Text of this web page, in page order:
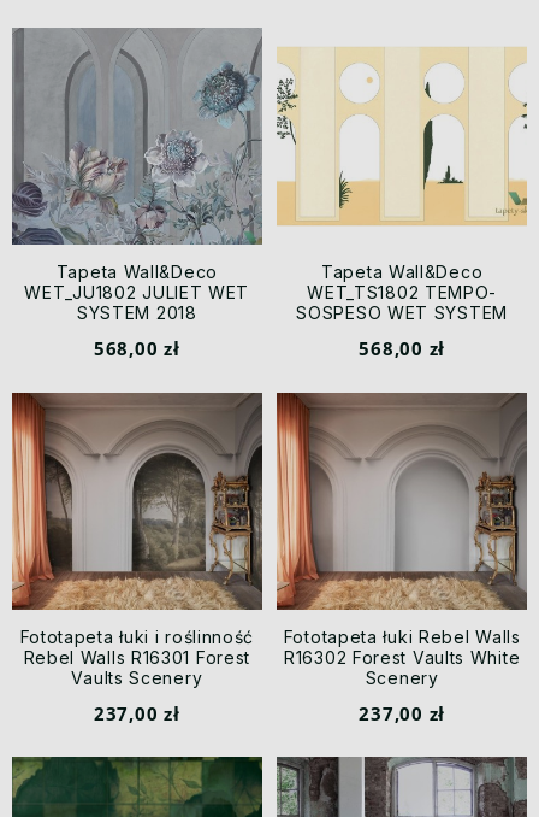
Tapeta Wall&Deco
WET_JU1802 JULIET WET
SYSTEM 2018
568,00 zł
Tapeta Wall&Deco
WET_TS1802 TEMPO-
SOSPESO WET SYSTEM
568,00 zł
Fototapeta łuki i roślinność
Rebel Walls R16301 Forest
Vaults Scenery
237,00 zł
Fototapeta łuki Rebel Walls
R16302 Forest Vaults White
Scenery
237,00 zł